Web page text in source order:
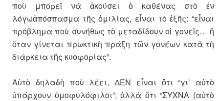
ποὺ μπορεῖ νὰ ἀκούσει ὁ καθένας στὸ ἐν
λόγωἀπόσπασμα τῆς ὁμιλίας, εἶναι τὸ ἑξῆς: “εἶναι
πρόβλημα ποὺ συνήθως τὸ μεταδίδουν οἱ γονεῖς… ἢ
ὅταν γίνεται πρωκτικὴ πράξη τῶν γονέων κατὰ τὴ
διάρκεια τῆς κυοφορίας”.
Αὐτὸ δηλαδὴ ποὺ λέει, ΔΕΝ εἶναι ὅτι “γι’ αὐτὸ
ὑπάρχουν ὁμοφυλόφιλοι”, ἀλλὰ ὅτι “ΣΥΧΝΑ (αὐτὸ